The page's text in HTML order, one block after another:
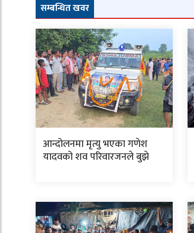
सम्बन्धित खवर
आन्दोलनमा मृत्यु भएका गणेश
यादवको शव परिवारजनले बुझे